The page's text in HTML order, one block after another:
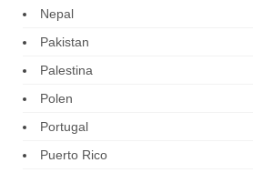
Nepal
Pakistan
Palestina
Polen
Portugal
Puerto Rico